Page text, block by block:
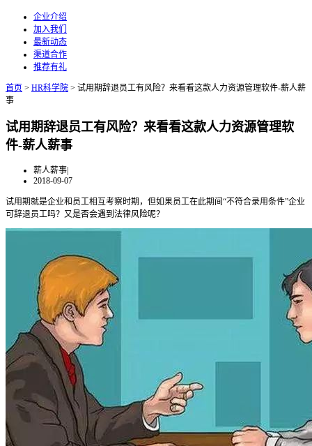
企业介绍
加入我们
最新动态
渠道合作
推荐有礼
首页 > HR科学院 > 试用期辞退员工有风险？来看看这款人力资源管理软件-薪人薪
事
试用期辞退员工有风险？来看看这款人力资源管理软
件-薪人薪事
薪人薪事|
2018-09-07
试用期就是企业和员工相互考察时期，但如果员工在此期间“不符合录用条件”企业
可辞退员工吗？又是否会遇到法律风险呢？